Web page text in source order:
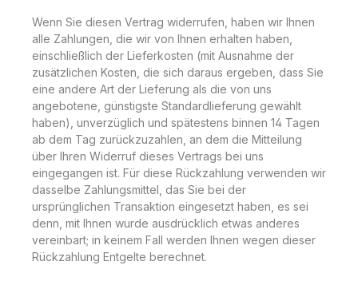
Wenn Sie diesen Vertrag widerrufen, haben wir Ihnen
alle Zahlungen, die wir von Ihnen erhalten haben,
einschließlich der Lieferkosten (mit Ausnahme der
zusätzlichen Kosten, die sich daraus ergeben, dass Sie
eine andere Art der Lieferung als die von uns
angebotene, günstigste Standardlieferung gewählt
haben), unverzüglich und spätestens binnen 14 Tagen
ab dem Tag zurückzuzahlen, an dem die Mitteilung
über Ihren Widerruf dieses Vertrags bei uns
eingegangen ist. Für diese Rückzahlung verwenden wir
dasselbe Zahlungsmittel, das Sie bei der
ursprünglichen Transaktion eingesetzt haben, es sei
denn, mit Ihnen wurde ausdrücklich etwas anderes
vereinbart; in keinem Fall werden Ihnen wegen dieser
Rückzahlung Entgelte berechnet.